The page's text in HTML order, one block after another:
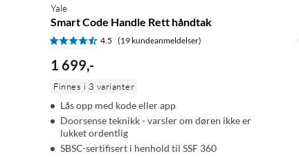
Yale
Smart Code Handle Rett håndtak
4.5 (19 kundeanmeldelser)
1 699,-
Finnes i 3 varianter
Lås opp med kode eller app
Doorsense teknikk - varsler om døren ikke er
lukket ordentlig
SBSC-sertifisert i henhold til SSF 360